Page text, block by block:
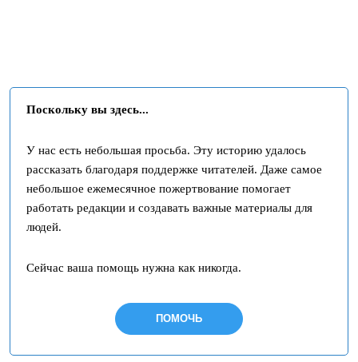
Поскольку вы здесь...
У нас есть небольшая просьба. Эту историю удалось
рассказать благодаря поддержке читателей. Даже самое
небольшое ежемесячное пожертвование помогает
работать редакции и создавать важные материалы для
людей.
Сейчас ваша помощь нужна как никогда.
ПОМОЧЬ